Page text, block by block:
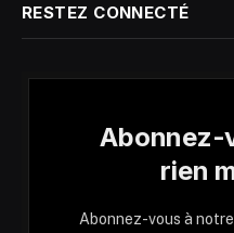
RESTEZ CONNECTÉ
Abonnez-
rien
Abonnez-vous à